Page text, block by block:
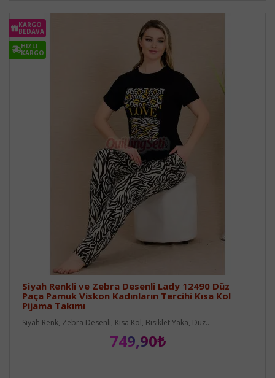
KARGO
BEDAVA
HIZLI
KARGO
Siyah Renkli ve Zebra Desenli Lady 12490 Düz
Paça Pamuk Viskon Kadınların Tercihi Kısa Kol
Pijama Takımı
Siyah Renk, Zebra Desenli, Kısa Kol, Bisiklet Yaka, Düz..
749,90₺